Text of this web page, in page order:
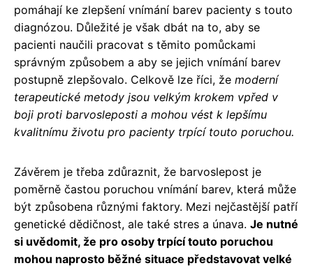
pomáhají ke zlepšení vnímání barev pacienty s touto
diagnózou. Důležité je však dbát na to, aby se
pacienti naučili pracovat s těmito pomůckami
správným způsobem a aby se jejich vnímání barev
postupně zlepšovalo. Celkově lze říci, že moderní
terapeutické metody jsou velkým krokem vpřed v
boji proti barvosleposti a mohou vést k lepšímu
kvalitnímu životu pro pacienty trpící touto poruchou.
Závěrem je třeba zdůraznit, že barvoslepost je
poměrně častou poruchou vnímání barev, která může
být způsobena různými faktory. Mezi nejčastější patří
genetické dědičnost, ale také stres a únava. Je nutné
si uvědomit, že pro osoby trpící touto poruchou
mohou naprosto běžné situace představovat velké